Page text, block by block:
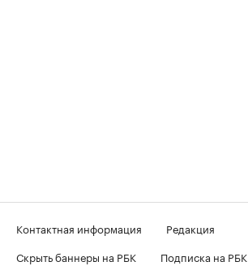
Контактная информация
Редакция
Скрыть баннеры на РБК
Подписка на РБК